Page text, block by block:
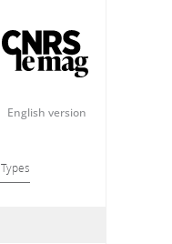
English version
Types